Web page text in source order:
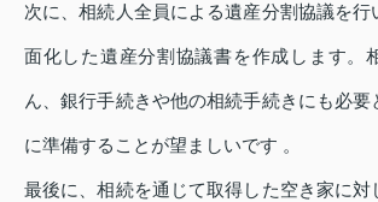
次に、相続人全員による遺産分割協議を行
面化した遺産分割協議書を作成します。
ん、銀行手続きや他の相続手続きにも必
に準備することが望ましいです 。
最後に、相続を通じて取得した空き家に対